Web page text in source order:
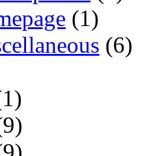
(1)
(6)